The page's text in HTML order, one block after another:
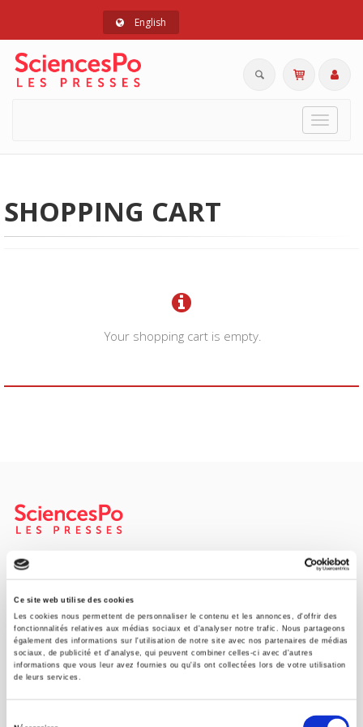
Ce site web utilise des cookies
Les cookies nous permettent de personnaliser le contenu et les annonces, d'offrir des
fonctionnalités relatives aux médias sociaux et d'analyser notre trafic. Nous partageons
également des informations sur l'utilisation de notre site avec nos partenaires de médias
sociaux, de publicité et d'analyse, qui peuvent combiner celles-ci avec d'autres
informations que vous leur avez fournies ou qu'ils ont collectées lors de votre utilisation
de leurs services.
English
Toggle
SHOPPING CART
Your shopping cart is empty.
SCIENCES PO UNIVERSITY PRESS has a threefold role: to publish
original research, to edit reference works for student use, and to
help public and political debate.
CONTACTS
FOREIGN RIGHTS
FOR BOOKSHOPS